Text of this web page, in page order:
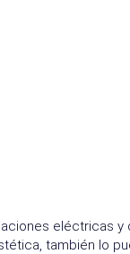
eléctricas
también lo